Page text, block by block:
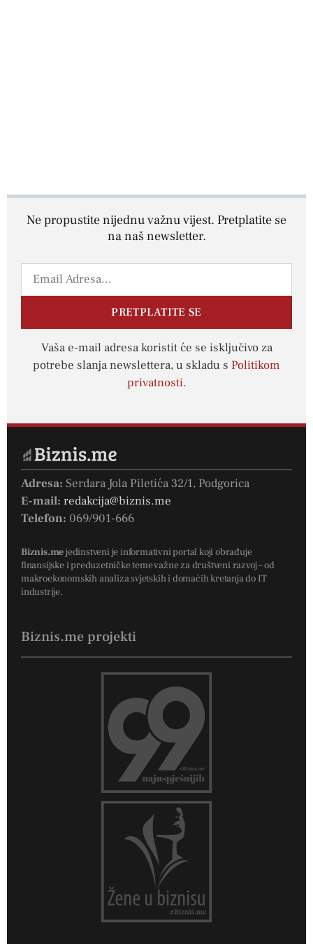
Ne propustite nijednu važnu vijest. Pretplatite se
na naš newsletter.
PRETPLATITE SE
Vaša e-mail adresa koristit će se isključivo za
potrebe slanja newslettera, u skladu s Politikom
privatnosti.
Adresa: Serdara Jola Piletića 32/1, Podgorica
E-mail: redakcija@biznis.me
Telefon: 069/901-666
Biznis.mejedinstveni je informativni portal koji obrađuje
finansijske i preduzetničke teme važne za društveni razvoj – od
makroekonomskih analiza svjetskih i domaćih kretanja do IT
industrije.
Biznis.me projekti